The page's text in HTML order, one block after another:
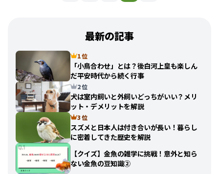
最新の記事
1 位
「小鳥合わせ」とは？後白河上皇も楽しん
だ平安時代から続く行事
2 位
犬は室内飼いと外飼いどっちがいい？メリ
ット・デメリットを解説
3 位
スズメと日本人は付き合いが長い！暮らし
に密着してきた歴史を解説
【クイズ】金魚の雑学に挑戦！意外と知ら
ない金魚の豆知識②